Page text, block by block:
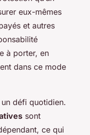
eux-mêmes
et autres
à porter, en
dans ce mode
défi quotidien.
sont
ce qui